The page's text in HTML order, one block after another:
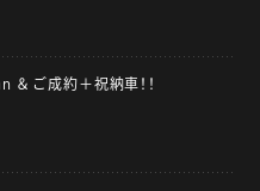
ご成約＋祝納車！！